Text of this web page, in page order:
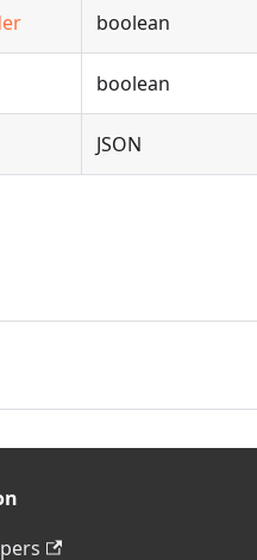
boolean
boolean
JSON